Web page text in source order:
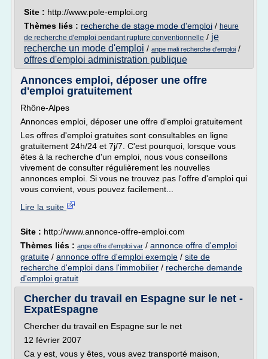
Site : http://www.pole-emploi.org
Thèmes liés : recherche de stage mode d'emploi / heure
de recherche d'emploi pendant rupture conventionnelle / je
recherche un mode d'emploi / anpe mali recherche d'emploi /
offres d'emploi administration publique
Annonces emploi, déposer une offre
d'emploi gratuitement
Rhône-Alpes
Annonces emploi, déposer une offre d'emploi gratuitement
Les offres d'emploi gratuites sont consultables en ligne
gratuitement 24h/24 et 7j/7. C'est pourquoi, lorsque vous
êtes à la recherche d'un emploi, nous vous conseillons
vivement de consulter régulièrement les nouvelles
annonces emploi. Si vous ne trouvez pas l'offre d'emploi qui
vous convient, vous pouvez facilement...
Lire la suite
Site : http://www.annonce-offre-emploi.com
Thèmes liés : anpe offre d'emploi var / annonce offre d'emploi
gratuite / annonce offre d'emploi exemple / site de
recherche d'emploi dans l'immobilier / recherche demande
d'emploi gratuit
Chercher du travail en Espagne sur le net -
ExpatEspagne
Chercher du travail en Espagne sur le net
12 février 2007
Ca y est, vous y êtes, vous avez transporté maison,